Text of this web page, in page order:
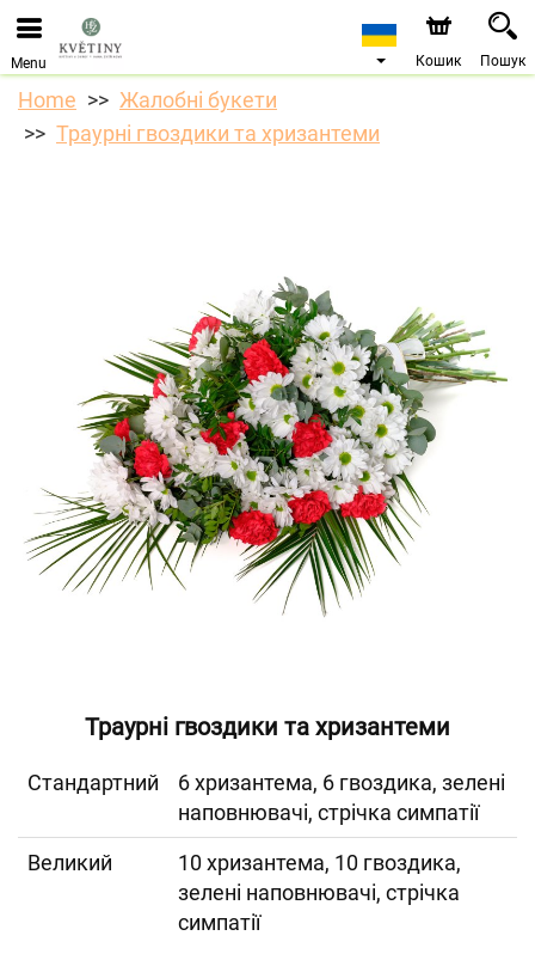
Ми приймаємо замовлення через наш інтернет-
магазин. Найближча можлива дата доставки —
10.08.2026 у зв’язку з відпусткою.
Menu Кошик Пошук
Home
Жалобні букети
Траурні гвоздики та хризантеми
Траурні гвоздики та хризантеми
Cтандартний
6 хризантема, 6 гвоздика, зелені
наповнювачі, стрічка симпатії
Великий
10 хризантема, 10 гвоздика,
зелені наповнювачі, стрічка
симпатії